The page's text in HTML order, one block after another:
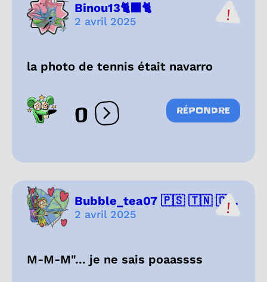
Binou13🐈‍⬛🐈
2 avril 2025
la photo de tennis était navarro
0 Ouvrir les réactions
RÉPONDRE
Bubble_tea07 🇵🇸 🇹🇳 🇨...
2 avril 2025
M-M-M"... je ne sais poaassss